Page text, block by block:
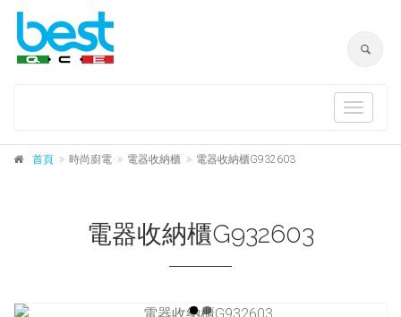
Toggle
首頁 時尚廚電 電器收納櫃 電器收納櫃G932603
電器收納櫃G932603